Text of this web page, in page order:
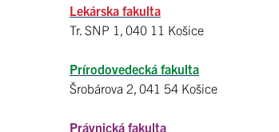
Lekárska fakulta
Tr. SNP 1, 040 11 Košice
Prírodovedecká fakulta
Šrobárova 2, 041 54 Košice
Právnická fakulta